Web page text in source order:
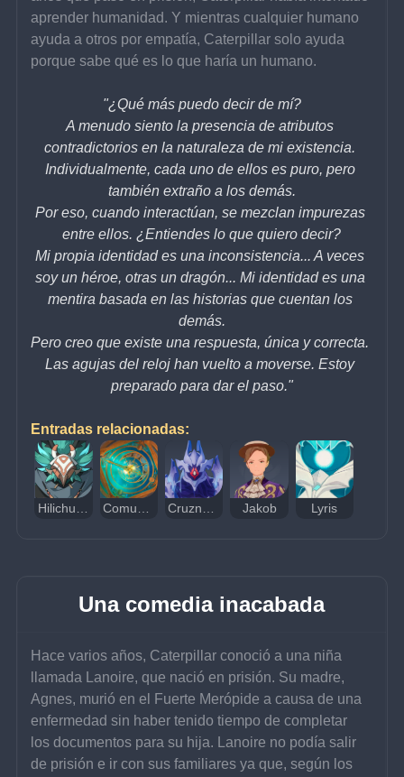
aprender humanidad. Y mientras cualquier humano
ayuda a otros por empatía, Caterpillar solo ayuda
porque sabe qué es lo que haría un humano.
"¿Qué más puedo decir de mí?
A menudo siento la presencia de atributos
contradictorios en la naturaleza de mi existencia.
Individualmente, cada uno de ellos es puro, pero
también extraño a los demás.
Por eso, cuando interactúan, se mezclan impurezas
entre ellos. ¿Entiendes lo que quiero decir?
Mi propia identidad es una inconsistencia... A veces
soy un héroe, otras un dragón... Mi identidad es una
mentira basada en las historias que cuentan los
demás.
Pero creo que existe una respuesta, única y correcta.
Las agujas del reloj han vuelto a moverse. Estoy
preparado para dar el paso."
Entradas relacionadas:
Jakob Lyris
Una comedia inacabada
Hace varios años, Caterpillar conoció a una niña
llamada Lanoire, que nació en prisión. Su madre,
Agnes, murió en el Fuerte Merópide a causa de una
enfermedad sin haber tenido tiempo de completar
los documentos para su hija. Lanoire no podía salir
de prisión e ir con sus familiares ya que, según los